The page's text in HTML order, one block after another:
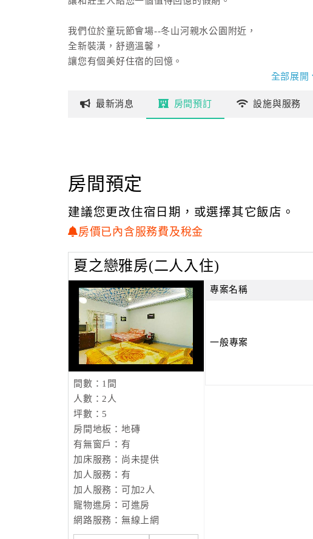
我們位於童玩節會場--冬山河親水公園附近，
全新裝潢，舒適溫馨，
讓您有個美好住宿的回憶。
全部展開
最新消息 房間預訂 設施與服務
房間預定
建議您更改住宿日期，或選擇其它飯店。
房價已內含服務費及稅金
夏之戀雅房(二人入住)
間數：1間
人數：2人
坪數：5
房間地板：地磚
有無窗戶：有
加床服務：尚未提供
加人服務：有
加人服務：可加2人
寵物進房：可進房
網路服務：無線上網
專案名稱
一般專案